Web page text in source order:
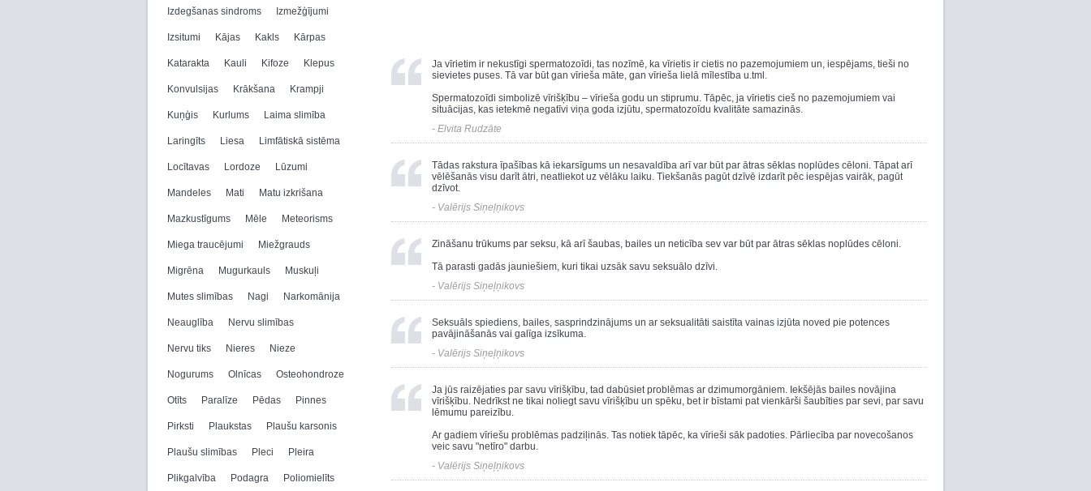
Izdegšanas sindroms Izmežģījumi
Izsitumi Kājas Kakls Kārpas
Katarakta Kauli Kifoze Klepus
Konvulsijas Krākšana Krampji
Kuņģis Kurlums Laima slimība
Laringīts Liesa Limfātiskā sistēma
Locītavas Lordoze Lūzumi
Mandeles Mati Matu izkrišana
Mazkustīgums Mēle Meteorisms
Miega traucējumi Miežgrauds
Migrēna Mugurkauls Muskuļi
Mutes slimības Nagi Narkomānija
Neauglība Nervu slimības
Nervu tiks Nieres Nieze
Nogurums Olnīcas Osteohondroze
Otīts Paralīze Pēdas Pinnes
Pirksti Plaukstas Plaušu karsonis
Plaušu slimības Pleci Pleira
Plikgalvība Podagra Poliomielīts
Ja vīrietim ir nekustīgi spermatozoīdi, tas nozīmē, ka vīrietis ir cietis no pazemojumiem un, iespējams, tieši no
sievietes puses. Tā var būt gan vīrieša māte, gan vīrieša lielā mīlestība u.tml.
Spermatozoīdi simbolizē vīrišķību – vīrieša godu un stiprumu. Tāpēc, ja vīrietis cieš no pazemojumiem vai
situācijas, kas ietekmē negatīvi viņa goda izjūtu, spermatozoīdu kvalitāte samazinās.
- Elvita Rudzāte
Tādas rakstura īpašības kā iekarsīgums un nesavaldība arī var būt par ātras sēklas noplūdes cēloni. Tāpat arī
vēlēšanās visu darīt ātri, neatliekot uz vēlāku laiku. Tiekšanās pagūt dzīvē izdarīt pēc iespējas vairāk, pagūt
dzīvot.
- Valērijs Siņeļņikovs
Zināšanu trūkums par seksu, kā arī šaubas, bailes un neticība sev var būt par ātras sēklas noplūdes cēloni.
Tā parasti gadās jauniešiem, kuri tikai uzsāk savu seksuālo dzīvi.
- Valērijs Siņeļņikovs
Seksuāls spiediens, bailes, sasprindzinājums un ar seksualitāti saistīta vainas izjūta noved pie potences
pavājināšanās vai galīga izsīkuma.
- Valērijs Siņeļņikovs
Ja jūs raizējaties par savu vīrišķību, tad dabūsiet problēmas ar dzimumorgāniem. Iekšējās bailes novājina
vīrišķību. Nedrīkst ne tikai noliegt savu vīrišķību un spēku, bet ir bīstami pat vienkārši šaubīties par sevi, par savu
lēmumu pareizību.
Ar gadiem vīriešu problēmas padziļinās. Tas notiek tāpēc, ka vīrieši sāk padoties. Pārliecība par novecošanos
veic savu "netīro" darbu.
- Valērijs Siņeļņikovs